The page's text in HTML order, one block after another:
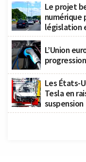
Le projet
numérique
législation
L’Union
Les États-
Tesla en
suspension